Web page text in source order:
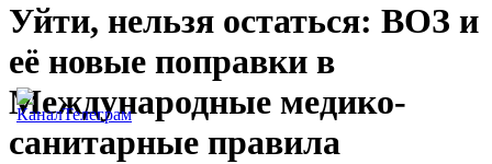
Уйти, нельзя остаться: ВОЗ и
её новые поправки в
Международные медико-
санитарные правила